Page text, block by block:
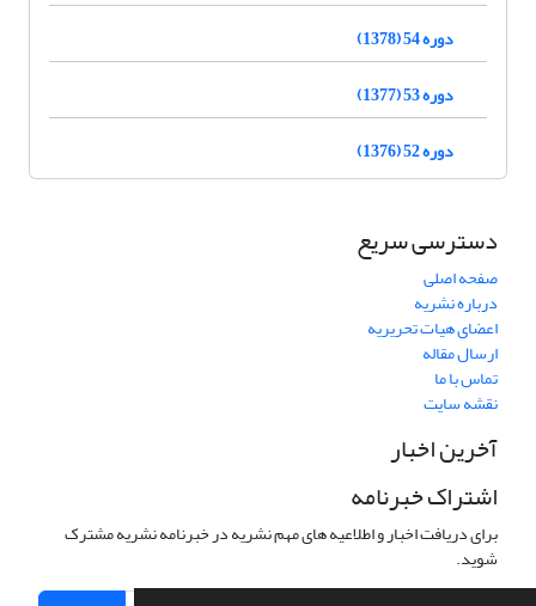
دوره 54 (1378)
دوره 53 (1377)
دوره 52 (1376)
دسترسی سریع
صفحه اصلی
درباره نشریه
اعضای هیات تحریریه
ارسال مقاله
تماس با ما
نقشه سایت
آخرین اخبار
اشتراک خبرنامه
برای دریافت اخبار و اطلاعیه های مهم نشریه در خبرنامه نشریه مشترک
شوید.